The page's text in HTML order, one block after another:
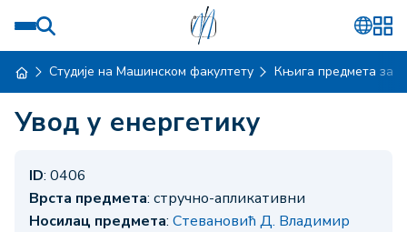
Студије на Машинском факултету Књига предмета за
Увод у енергетику
ID: 0406
Врста предмета: стручно-апликативни
Носилац предмета: Стевановић Д. Владимир